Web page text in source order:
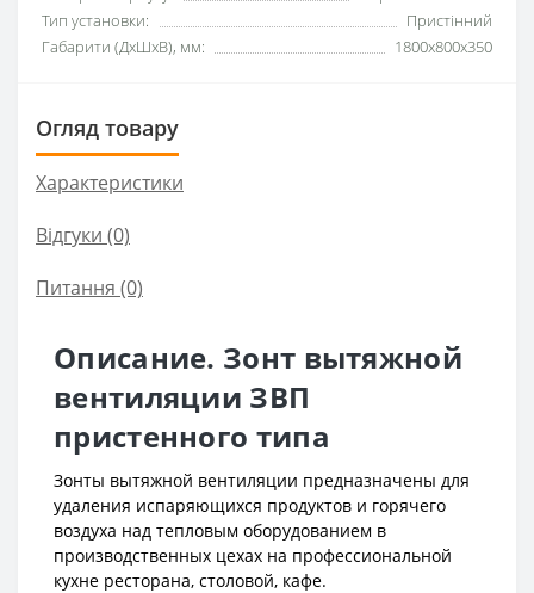
Тип установки:
Пристінний
Габарити (ДхШхВ), мм:
1800x800x350
Огляд товару
Характеристики
Відгуки (0)
Питання (0)
Описание. Зонт вытяжной
вентиляции ЗВП
пристенного типа
Зонты вытяжной вентиляции предназначены для
удаления испаряющихся продуктов и горячего
воздуха над тепловым оборудованием в
производственных цехах на профессиональной
кухне ресторана, столовой, кафе.